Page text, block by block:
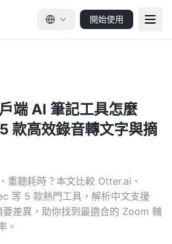
開始使用
端 AI 筆記工具怎麼
款高效錄音轉文字與摘
重聽耗時？本文比較 Otter.ai、
等 5 款熱門工具，解析中文支援
差異，助你找到最適合的 Zoom 輔
。